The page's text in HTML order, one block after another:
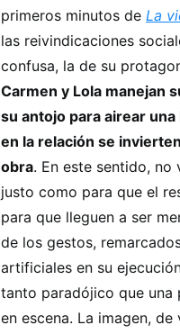
primeros minutos de La
las reivindicaciones
confusa, la de su
Carmen y Lola manejan
su antojo para airear
en la relación se
obra. En este sentido,
justo como para que el
para que lleguen a ser
de los gestos,
artificiales en su
tanto paradójico que una
en escena. La imagen,